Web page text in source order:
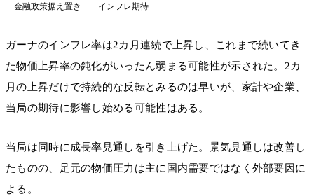
金融政策据え置き
インフレ期待
ガーナのインフレ率は2カ月連続で上昇し、これまで続いてき
た物価上昇率の鈍化がいったん弱まる可能性が示された。2カ
月の上昇だけで持続的な反転とみるのは早いが、家計や企業、
当局の期待に影響し始める可能性はある。
当局は同時に成長率見通しを引き上げた。景気見通しは改善し
たものの、足元の物価圧力は主に国内需要ではなく外部要因に
よる。